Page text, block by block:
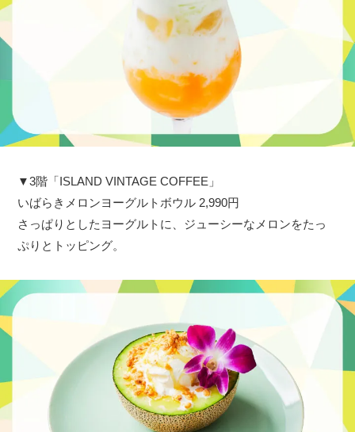
▼3階「ISLAND VINTAGE COFFEE」
いばらきメロンヨーグルトボウル 2,990円
さっぱりとしたヨーグルトに、ジューシーなメロンをたっ
ぷりとトッピング。